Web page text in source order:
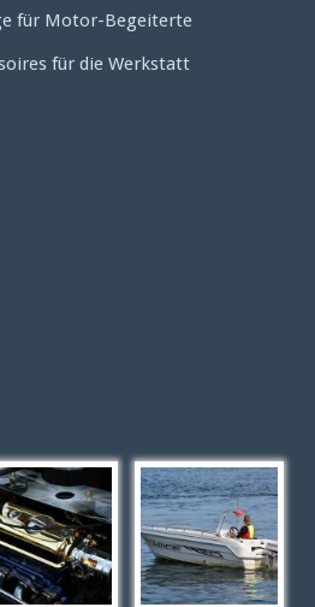
für Motor-Begeiterte
für die Werkstatt